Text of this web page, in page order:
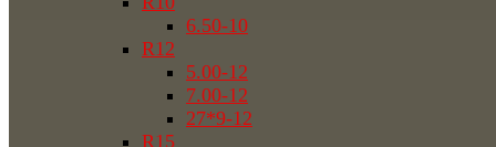
6.50-10
R12
5.00-12
7.00-12
27*9-12
R15